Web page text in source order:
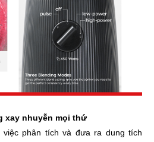
xay nhuyễn mọi thứ
việc phân tích và đưa ra dung tích